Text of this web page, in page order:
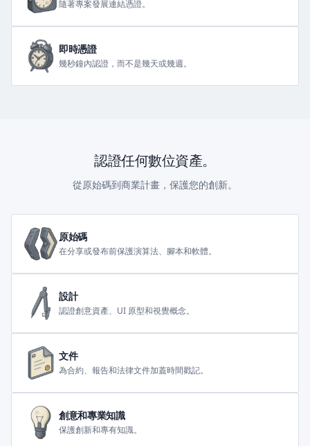
隨著專案發展連結憑證。
即時憑證
幾秒鐘內認證，而不是幾天或幾週。
認證任何數位資產。
從原始碼到商業計畫，保護您的創新。
原始碼
在分享或發布前保護演算法、腳本和軟體。
設計
認證創意資產、UI 原型和視覺概念。
文件
為合約、報告和法律文件加蓋時間戳記。
創意和專業知識
保護創新和專有知識。